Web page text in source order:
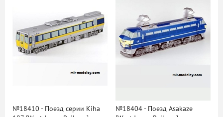
№18410 - Поезд серии Kiha
№18404 - Поезд Asakaze